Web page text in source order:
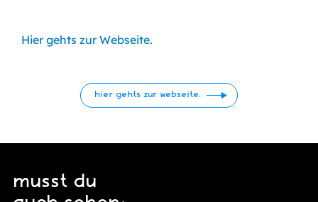
Hier gehts zur Webseite.
hier gehts zur webseite.
musst du